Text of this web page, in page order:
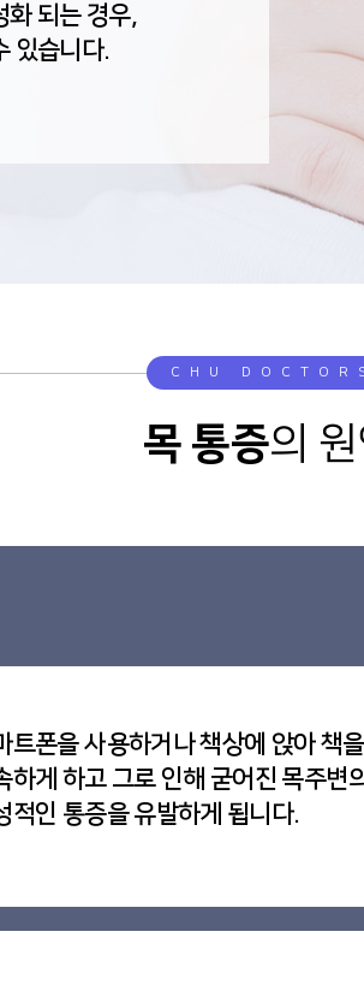
화 되는 경우,
있습니다.
CHU
목 통증의
트폰을 사용하거나 책상에 앉아 책
하게 하고 그로 인해 굳어진 목주변
적인 통증을 유발하게 됩니다.